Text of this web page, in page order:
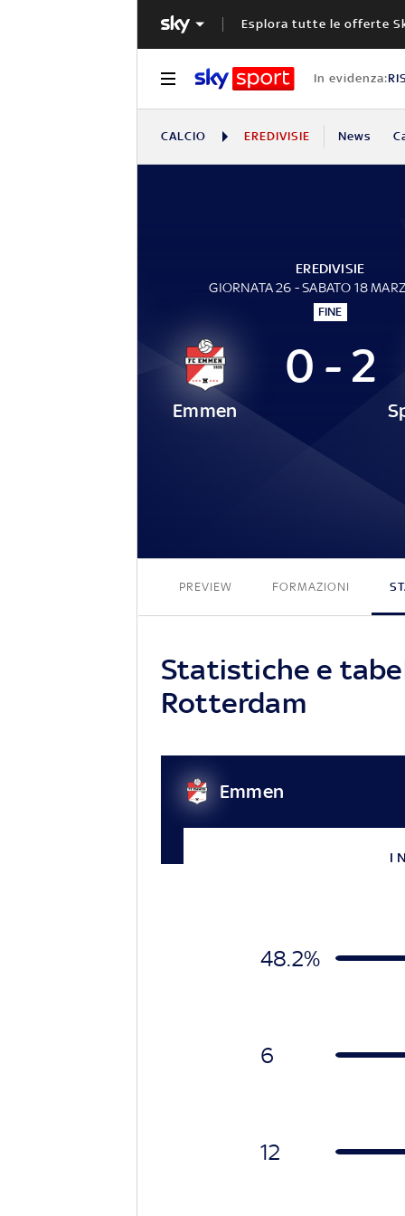
Esplora tutte le offerte
In evidenza:
CALCIO EREDIVISIE News
EREDIVISIE
GIORNATA 26 - SABATO 18
FINE
Emmen
0 - 2
PREVIEW FORMAZIONI
Statistiche e
Rotterdam
Emmen
I
48.2%
6
12